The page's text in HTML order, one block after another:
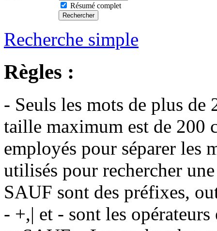
Résumé complet
Recherche simple
Règles :
- Seuls les mots de plus de
taille maximum est de 200
employés pour séparer les
utilisés pour rechercher
SAUF sont des préfixes,
- +,| et - sont les